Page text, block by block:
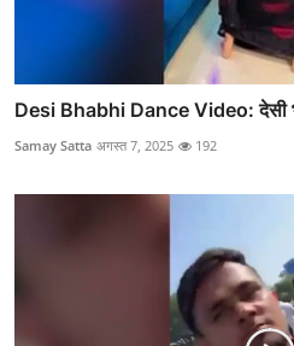
Desi Bhabhi Dance Video: देसी
Samay Satta अगस्त 7, 2025 192